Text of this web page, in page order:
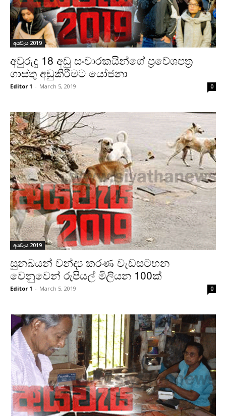
අයවැය 2019
අවුරුදු 18 අඩු සංචාරකයින්ගේ ප්‍රවේශපත්‍ර
ගාස්තු අඩුකිරීමට යෝජනා
Editor 1 - March 5, 2019 0
අයවැය 2019
සුනඛයන් වන්ද්‍ය කරණ වැඩසටහන
වෙනුවෙන් රුපියල් මිලියන 100ක්
Editor 1 - March 5, 2019 0